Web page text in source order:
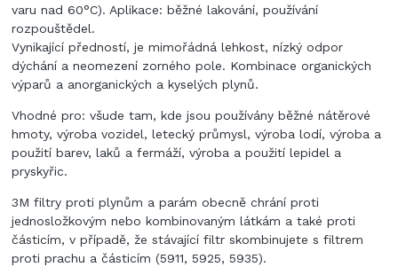
varu nad 60°C). Aplikace: běžné lakování, používání
rozpouštědel.
Vynikající předností, je mimořádná lehkost, nízký odpor
dýchání a neomezení zorného pole. Kombinace organických
výparů a anorganických a kyselých plynů.
Vhodné pro: všude tam, kde jsou používány běžné nátěrové
hmoty, výroba vozidel, letecký průmysl, výroba lodí, výroba a
použití barev, laků a fermáží, výroba a použití lepidel a
pryskyřic.
3M filtry proti plynům a parám obecně chrání proti
jednosložkovým nebo kombinovaným látkám a také proti
částicím, v případě, že stávající filtr skombinujete s filtrem
proti prachu a částicím (5911, 5925, 5935).